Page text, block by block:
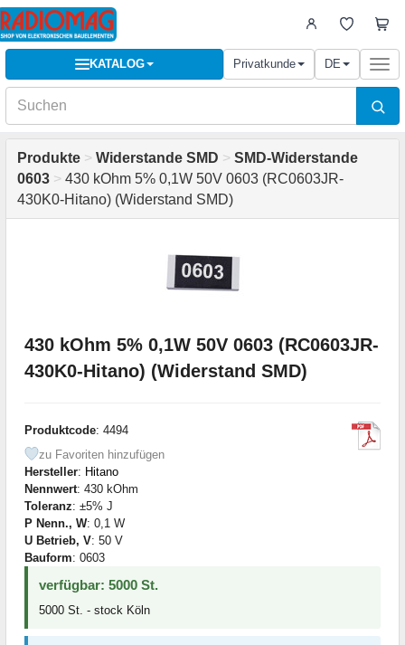
KATALOG Privatkunde DE
Produkte > Widerstande SMD > SMD-Widerstande
0603 > 430 kOhm 5% 0,1W 50V 0603 (RC0603JR-
430K0-Hitano) (Widerstand SMD)
430 kOhm 5% 0,1W 50V 0603 (RC0603JR-
430K0-Hitano) (Widerstand SMD)
Produktcode: 4494
zu Favoriten hinzufügen
Hersteller: Hitano
Nennwert: 430 kOhm
Toleranz: ±5% J
P Nenn., W: 0,1 W
U Betrieb, V: 50 V
Bauform: 0603
verfügbar: 5000 St.
5000 St. - stock Köln